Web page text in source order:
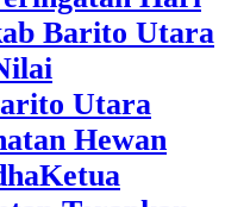
Barito Utara
Utara
Hewan
Ketua